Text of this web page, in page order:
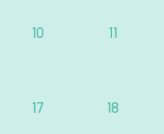
10 11
17 18